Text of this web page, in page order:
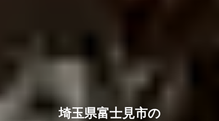
埼玉県富士見市の